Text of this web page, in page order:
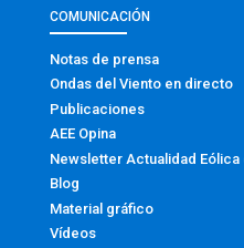
COMUNICACIÓN
Notas de prensa
Ondas del Viento en directo
Publicaciones
AEE Opina
Newsletter Actualidad Eólica
Blog
Material gráfico
Vídeos